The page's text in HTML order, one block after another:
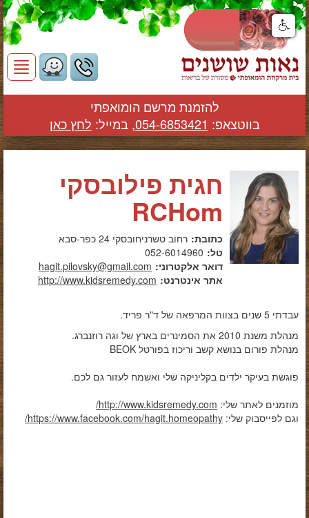
להזמנת מרשם הומואפתי
בווטצאפ: 054-6853421
, במייל: לחץ כאן
חגית פילובסקי
RCHom
כתובת: רחוב טשרניחובסקי 24 כפר-סבא
טל: 052-6014960
דואר אלקטרוני: hagit.pilovsky@gmail.com
אתר אינטרנט: http://www.kidsremedy.com
עבדתי 5 שנים בצוות המרפאה של ד"ר פריד.
מנהלת משנת 2010 את הסמינרים בארץ של וגה רוזנברג.
מנהלת פורום בנושא קשב וריכוז בפורטל BEOK
פוגשת בעיקר ילדים בקליניקה שלי ואשמח לעזור גם לכם.
מוזמנים לאתר שלי: http://www.kidsremedy.com/
וגם לפייסבוק שלי: https://www.facebook.com/hagit.homeopathy/